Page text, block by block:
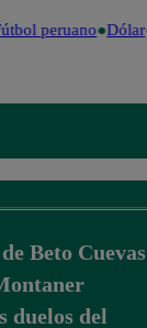
peruano Dólar
Beto Cuevas
duelos del